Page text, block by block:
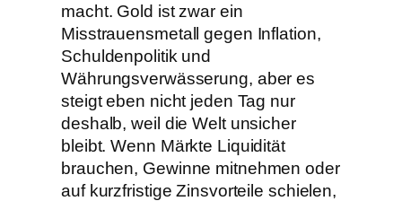
macht. Gold ist zwar ein
Misstrauensmetall gegen Inflation,
Schuldenpolitik und
Währungsverwässerung, aber es
steigt eben nicht jeden Tag nur
deshalb, weil die Welt unsicher
bleibt. Wenn Märkte Liquidität
brauchen, Gewinne mitnehmen oder
auf kurzfristige Zinsvorteile schielen,